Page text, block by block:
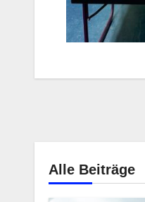
Alle Beiträge